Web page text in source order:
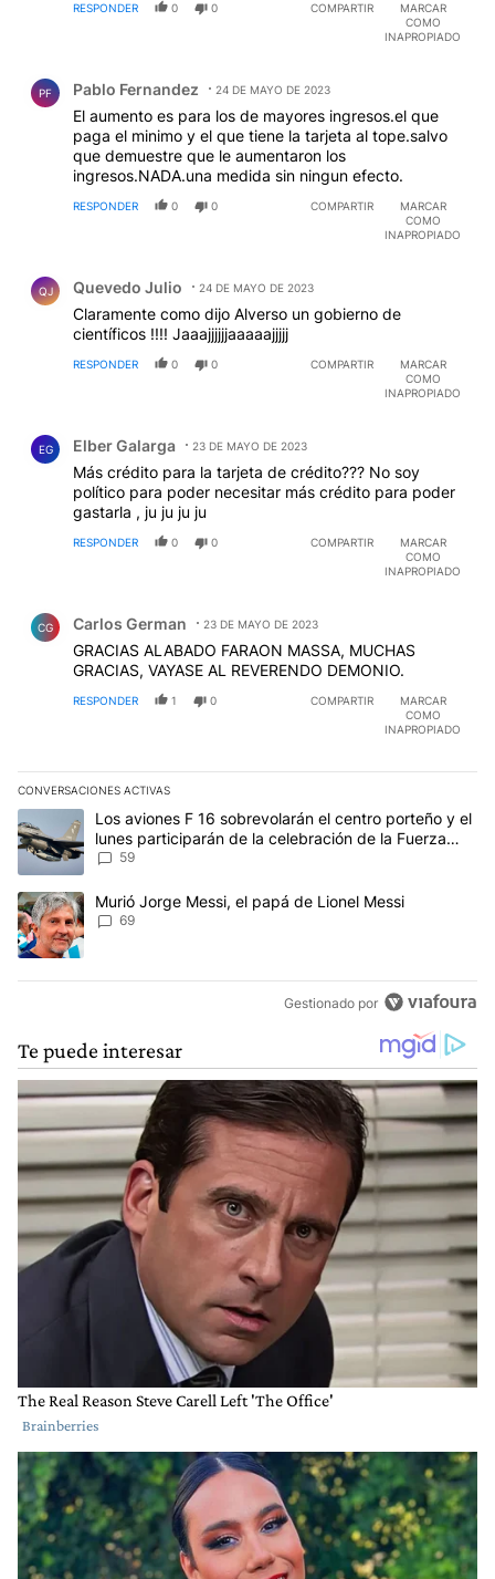
ENTERRARSE MAS Y MAS... Y NO PODER SALIR DEL
POZO .... LO QUE SE NECESITA ES MAS TRABAJO,
HONESTIDAD.... PERO PIDO MUCHO NO?????? DAN
AS CO
RESPONDER 0 0 COMPARTIR
MARCAR
COMO
INAPROPIADO
PF Pablo Fernandez 24 DE MAYO DE 2023
El aumento es para los de mayores ingresos.el que
paga el minimo y el que tiene la tarjeta al tope.salvo
que demuestre que le aumentaron los
ingresos.NADA.una medida sin ningun efecto.
RESPONDER 0 0 COMPARTIR
MARCAR
COMO
INAPROPIADO
QJ Quevedo Julio 24 DE MAYO DE 2023
Claramente como dijo Alverso un gobierno de
científicos !!!! Jaaajjjjjjaaaaajjjjj
RESPONDER 0 0 COMPARTIR
MARCAR
COMO
INAPROPIADO
EG Elber Galarga 23 DE MAYO DE 2023
Más crédito para la tarjeta de crédito??? No soy
político para poder necesitar más crédito para poder
gastarla , ju ju ju ju
RESPONDER 0 0 COMPARTIR
MARCAR
COMO
INAPROPIADO
CG Carlos German 23 DE MAYO DE 2023
GRACIAS ALABADO FARAON MASSA, MUCHAS
GRACIAS, VAYASE AL REVERENDO DEMONIO.
RESPONDER 1 0 COMPARTIR
MARCAR
COMO
INAPROPIADO
CONVERSACIONES ACTIVAS
Este listado muestra los artículos con más comentarios en los
Un artículo de tendencia con el título "Los aviones F 16
Los aviones F 16 sobrevolarán el centro porteño y el
lunes participarán de la celebración de la Fuerza
Aérea
59
Un artículo de tendencia con el título "Murió Jorge Messi, el
Murió Jorge Messi, el papá de Lionel Messi
69
Gestionado por